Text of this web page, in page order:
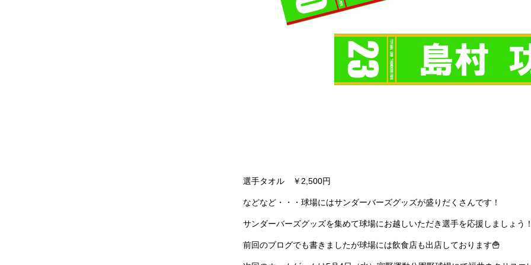
選手タオル ￥2,500円
などなど・・・球場にはサンダーバーズグッズが盛りだくさんです！
サンダーバーズグッズを集めて球場にお越しいただき選手を応援しましょう
前回のブログでも書きましたが球場には飲食店も出店しております🍟